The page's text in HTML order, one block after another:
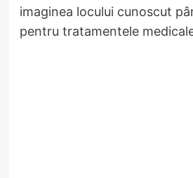
imaginea locului cunoscut
pentru tratamentele